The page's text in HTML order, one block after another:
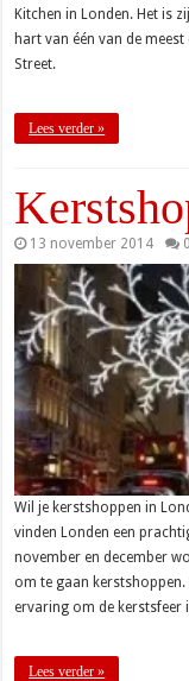
Kitchen in Londen. Het is
hart van één van de
Street.
Lees verder »
13 november 2014 0
Wil je kerstshoppen in
vinden Londen een
november en december
om te gaan
ervaring om de kerstsfeer
Lees verder »